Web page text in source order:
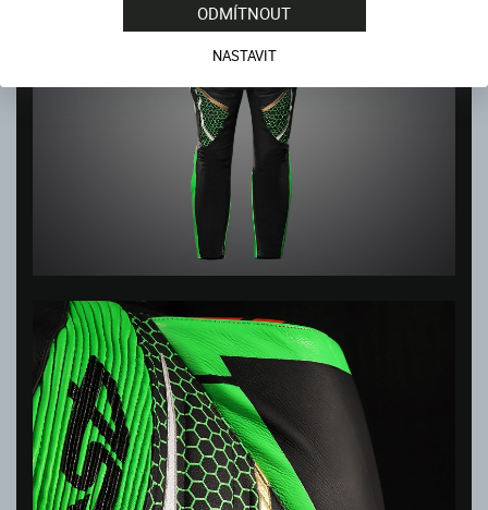
ODMÍTNOUT
NASTAVIT